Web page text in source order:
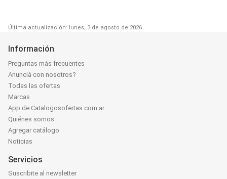
Última actualización: lunes, 3 de agosto de 2026
Información
Preguntas más frecuentes
Anunciá con nosotros?
Todas las ofertas
Marcas
App de Catalogosofertas.com.ar
Quiénes somos
Agregar catálogo
Noticias
Servicios
Suscribite al newsletter